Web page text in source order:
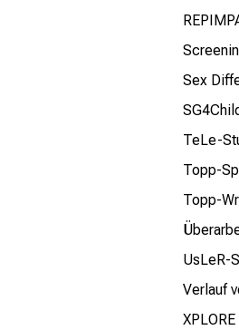
Sex
TeLe-
Topp-
Topp-
UsLeR-
Verlauf
XPLORE